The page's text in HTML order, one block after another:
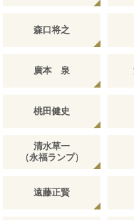
森口将之
廣本 泉
桃田健史
清水草一
（永福ランプ）
遠藤正賢